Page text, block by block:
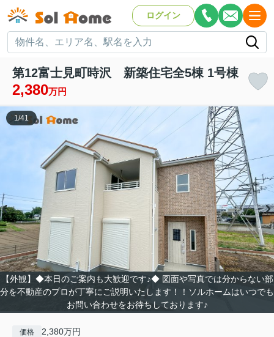
ログイン
第12富士見町時沢 新築住宅全5棟 1号棟
2,380万円
【外観】◆本日のご案内も大歓迎です♪◆ 図面や写真では分からない部
分を不動産のプロが丁寧にご説明いたします！！ソルホームはいつでも
お問い合わせをお待ちしております♪
1/41
価格 2,380万円